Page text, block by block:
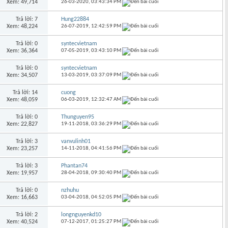
Xem: 49,714 26-03-2020,03:43:34 PM
Trả lời: 7
Xem: 48,224
Hung22884
26-07-2019, 12:42:59 PM
Trả lời: 0
Xem: 36,364
syntecvietnam
07-05-2019,03:43:10 PM
Trả lời: 0
Xem: 34,507
syntecvietnam
13-03-2019,03:37:09 PM
Trả lời: 14
Xem: 48,059
cuong
06-03-2019, 12:32:47 AM
Trả lời: 0
Xem: 22,827
Thunguyen95
19-11-2018,03:36:29 PM
Trả lời: 3
Xem: 23,257
vanvulinh01
14-11-2018,04:41:56 PM
Trả lời: 3
Xem: 19,957
Phantan74
28-04-2018,09:30:40 PM
Trả lời: 0
Xem: 16,663
nzhuhu
03-04-2018,04:52:05 PM
Trả lời: 2
Xem: 40,524
longnguyenkd10
07-12-2017,01:25:27 PM